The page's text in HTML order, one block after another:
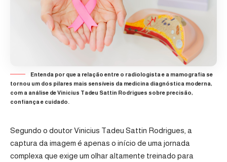
Entenda por que a relação entre o radiologista e a mamografia se
tornou um dos pilares mais sensíveis da medicina diagnóstica moderna,
com a análise de Vinicius Tadeu Sattin Rodrigues sobre precisão,
confiança e cuidado.
Segundo o doutor Vinicius Tadeu Sattin Rodrigues, a
captura da imagem é apenas o início de uma jornada
complexa que exige um olhar altamente treinado para